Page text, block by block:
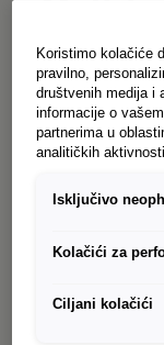
ID.
Kako bi vam
impresionira
ugodnim
dodirom za
Koristimo kolačiće
pravilno,
društvenih medija i
informacije o
partnerima u
analitičkih
Isključivo
Kolačići za
Ciljani kolačići